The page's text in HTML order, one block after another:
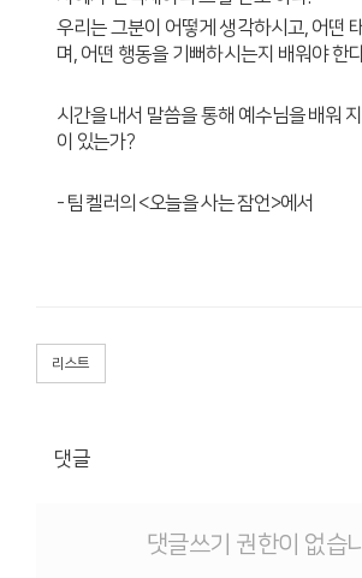
우리는 그분이 어떻게 생각하시고, 어떤
며 , 어떤 행동을 기뻐하시는지 배워야 한
시간을 내서 말씀을 통해 예수님을 배워
이 있는가?
- 팀 켈러의 <오늘을 사는 잠언>에서
리스트
댓글
댓글쓰기 권한이 없습